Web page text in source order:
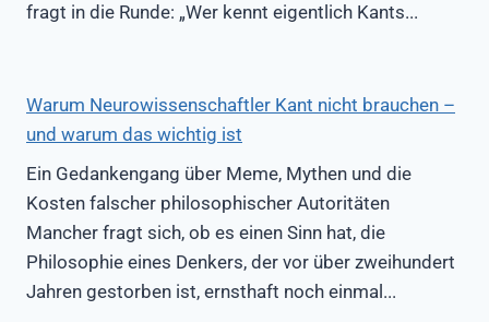
fragt in die Runde: „Wer kennt eigentlich Kants...
Warum Neurowissenschaftler Kant nicht brauchen –
und warum das wichtig ist
Ein Gedankengang über Meme, Mythen und die
Kosten falscher philosophischer Autoritäten
Mancher fragt sich, ob es einen Sinn hat, die
Philosophie eines Denkers, der vor über zweihundert
Jahren gestorben ist, ernsthaft noch einmal...